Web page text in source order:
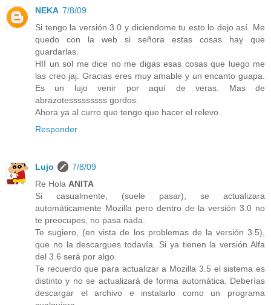
NEKA 7/8/09
Si tengo la versión 3.0 y diciendome tu esto lo dejo así. Me
quedo con la web si señora estas cosas hay que
guardarlas.
HII un sol me dice no me digas esas cosas que luego me
las creo jaj. Gracias eres muy amable y un encanto guapa.
Es un lujo venir por aquí de veras. Mas de
abrazotesssssssss gordos.
Ahora ya al curro que tengo que hacer el relevo.
Responder
Lujo
7/8/09
Re Hola ANITA
Si casualmente, (suele pasar), se actualizara
automáticamente Mozilla pero dentro de la versión 3.0 no
te preocupes, no pasa nada.
Te sugiero, (en vista de los problemas de la versión 3.5),
que no la descargues todavía. Si ya tienen la versión Alfa
del 3.6 será por algo.
Te recuerdo que para actualizar a Mozilla 3.5 el sistema es
distinto y no se actualizará de forma automática. Deberías
descargar el archivo e instalarlo como un programa